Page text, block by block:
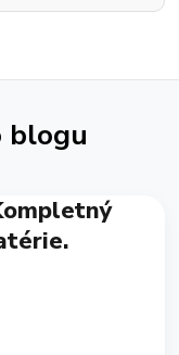
blogu